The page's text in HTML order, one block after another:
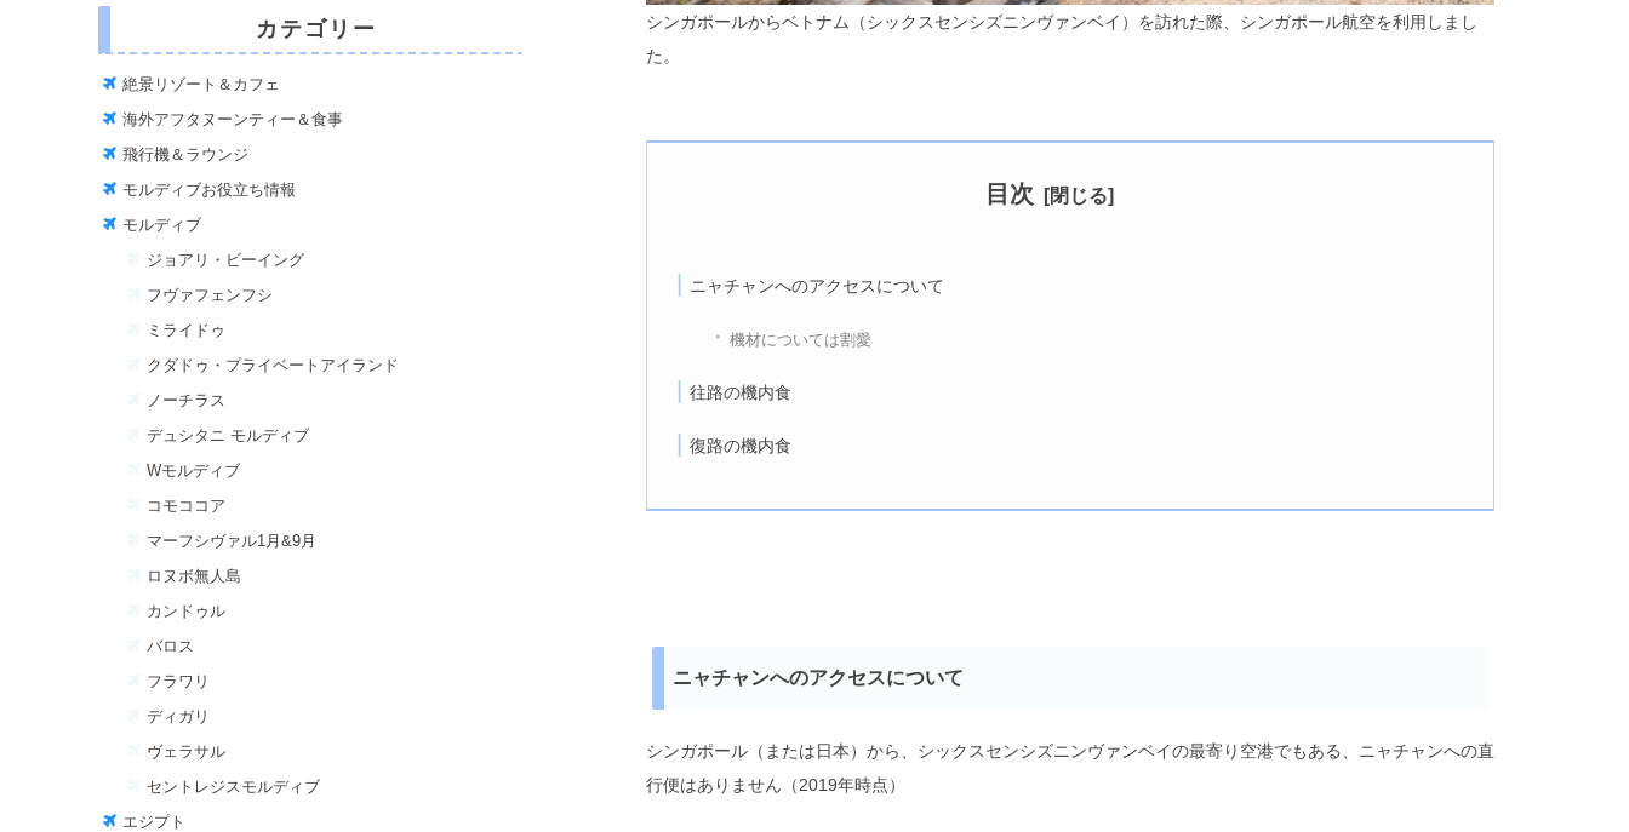
シンガポールからベトナム（シックスセンシズニンヴァンベイ）を訪れた際、シンガポール航空を利用しまし
た。
目次
ニャチャンへのアクセスについて
機材については割愛
往路の機内食
復路の機内食
ニャチャンへのアクセスについて
シンガポール（または日本）から、シックスセンシズニンヴァンベイの最寄り空港でもある、ニャチャンへの直
行便はありません（2019年時点）
カテゴリー
絶景リゾート＆カフェ
海外アフタヌーンティー＆食事
飛行機＆ラウンジ
モルディブお役立ち情報
モルディブ
ジョアリ・ビーイング
フヴァフェンフシ
ミライドゥ
クダドゥ・プライベートアイランド
ノーチラス
デュシタニ モルディブ
Wモルディブ
コモココア
マーフシヴァル1月&9月
ロヌボ無人島
カンドゥル
バロス
フラワリ
ディガリ
ヴェラサル
セントレジスモルディブ
エジプト